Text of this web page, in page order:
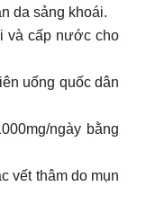
da sảng khoái.
và cấp nước cho
uống quốc dân
ngày bằng
vết thâm do mụn